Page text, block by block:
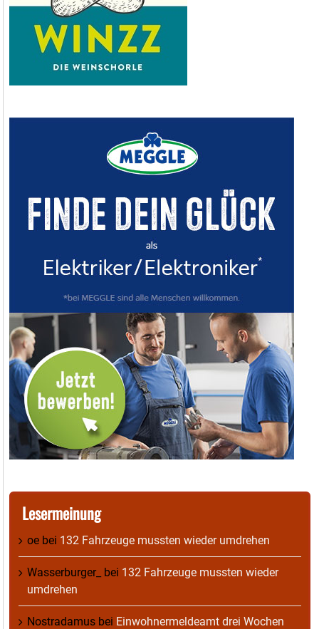
Lesermeinung
oe bei 132 Fahrzeuge mussten wieder umdrehen
Wasserburger_ bei 132 Fahrzeuge mussten wieder
umdrehen
Nostradamus bei Einwohnermeldeamt drei Wochen